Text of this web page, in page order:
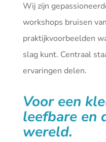
Wij zijn
workshops bruisen
praktijkvoorbeelden
slag kunt. Centraal
ervaringen delen.
Voor een
leefbare en
wereld.